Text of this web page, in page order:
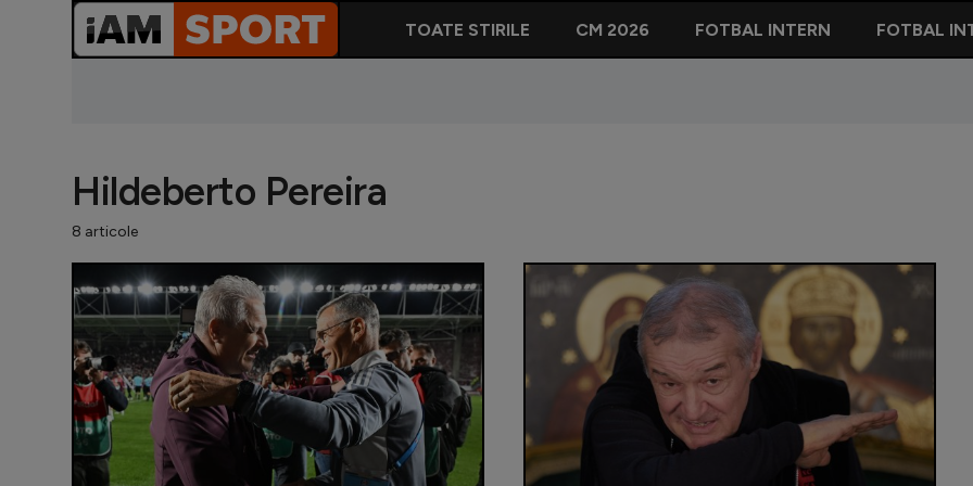
TOATE STIRILE CM 2026 FOTBAL INTERN FOTBAL
Hildeberto Pereira
8 articole
Ioan